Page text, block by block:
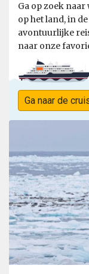
Ga op zoek
op het land, in
avontuurlijke
naar onze
Ga naar de